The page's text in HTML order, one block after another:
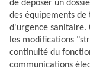
de déposer un
des équipements
d'urgence sanitaire.
les modifications
continuité du
communications